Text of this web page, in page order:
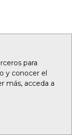
para
y conocer el
más, acceda a